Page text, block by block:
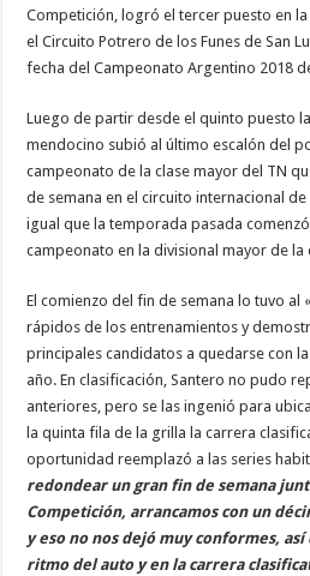
Competición, logró el tercer puesto en
el Circuito Potrero de los Funes de San
fecha del Campeonato Argentino 2018
Luego de partir desde el quinto puesto
mendocino subió al último escalón del
campeonato de la clase mayor del TN
de semana en el circuito internacional de
igual que la temporada pasada
campeonato en la divisional mayor de la
El comienzo del fin de semana lo tuvo al
rápidos de los entrenamientos y
principales candidatos a quedarse con
año. En clasificación, Santero no pudo
anteriores, pero se las ingenió para
la quinta fila de la grilla la carrera
oportunidad reemplazó a las series
redondear un gran fin de semana
Competición, arrancamos con un
y eso no nos dejó muy conformes,
ritmo del auto y en la carrera